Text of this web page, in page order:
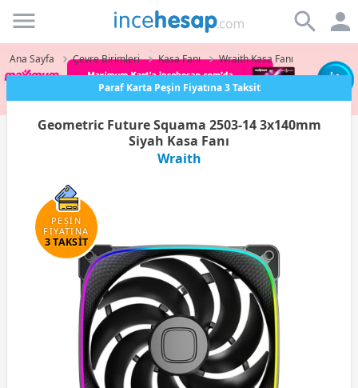
Incehesap
Ana Sayfa Çevre Birimleri Kasa Fanı Wraith Kasa Fanı
Paraf Karta Peşin Fiyatına 3 Taksit
Geometric Future Squama 2503-14 3x140mm
Siyah Kasa Fanı
Wraith
PEŞİN
FİYATINA
3 TAKSİT